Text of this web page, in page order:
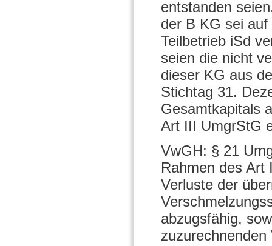
entstanden
der B KG sei
Teilbetrieb iSd
seien die nicht
dieser KG aus
Stichtag 31.
Gesamtkapitals
Art III UmgrStG
VwGH: § 21
Rahmen des
Verluste der
abzugsfähig,